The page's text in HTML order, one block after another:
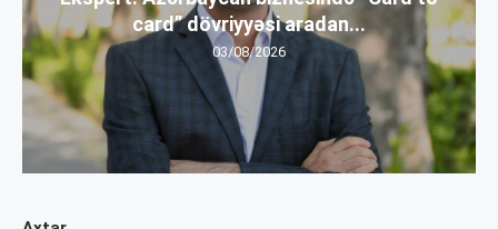
card” dövriyyəsi aradan...
03/08/2026